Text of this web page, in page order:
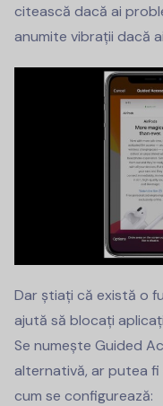
citească dacă ai
anumite vibrații dacă
Dar știați că există o
ajută să blocați
Se numește Guided
alternativă, ar putea fi
cum se configurează: